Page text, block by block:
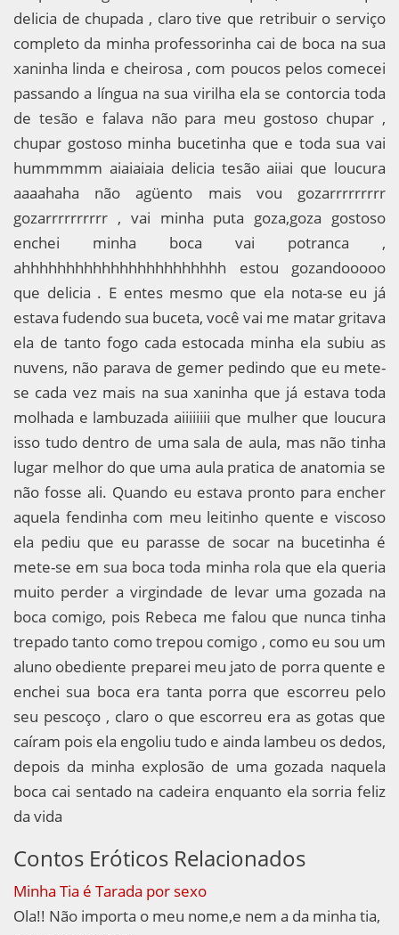
delicia de chupada , claro tive que retribuir o serviço
completo da minha professorinha cai de boca na sua
xaninha linda e cheirosa , com poucos pelos comecei
passando a língua na sua virilha ela se contorcia toda
de tesão e falava não para meu gostoso chupar ,
chupar gostoso minha bucetinha que e toda sua vai
hummmmm aiaiaiaia delicia tesão aiiai que loucura
aaaahaha não agüento mais vou gozarrrrrrrrr
gozarrrrrrrrrr , vai minha puta goza,goza gostoso
enchei minha boca vai potranca ,
ahhhhhhhhhhhhhhhhhhhhhhh estou gozandooooo
que delicia . E entes mesmo que ela nota-se eu já
estava fudendo sua buceta, você vai me matar gritava
ela de tanto fogo cada estocada minha ela subiu as
nuvens, não parava de gemer pedindo que eu mete-
se cada vez mais na sua xaninha que já estava toda
molhada e lambuzada aiiiiiiii que mulher que loucura
isso tudo dentro de uma sala de aula, mas não tinha
lugar melhor do que uma aula pratica de anatomia se
não fosse ali. Quando eu estava pronto para encher
aquela fendinha com meu leitinho quente e viscoso
ela pediu que eu parasse de socar na bucetinha é
mete-se em sua boca toda minha rola que ela queria
muito perder a virgindade de levar uma gozada na
boca comigo, pois Rebeca me falou que nunca tinha
trepado tanto como trepou comigo , como eu sou um
aluno obediente preparei meu jato de porra quente e
enchei sua boca era tanta porra que escorreu pelo
seu pescoço , claro o que escorreu era as gotas que
caíram pois ela engoliu tudo e ainda lambeu os dedos,
depois da minha explosão de uma gozada naquela
boca cai sentado na cadeira enquanto ela sorria feliz
da vida
Contos Eróticos Relacionados
Minha Tia é Tarada por sexo
Ola!! Não importa o meu nome,e nem a da minha tia,